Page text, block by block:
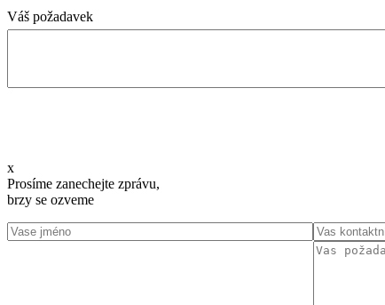
Váš požadavek
x
Prosíme zanechejte zprávu,
brzy se ozveme